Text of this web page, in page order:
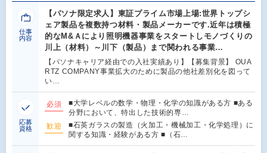
仕事
内容
【パソナ限定求人】東証プライム市場上場:世界トップシ
ェア製品を複数持つ材料・製品メーカーです.近年は積極
的なM&Ａにより照明機器事業をスタートしモノづくりの
川上（材料）～川下（製品）まで関われる事業…
【パソナキャリア経由での入社実績あり】【募集背景】 OUA
RTZ COMPANY事業拡大のために製品の他社差別化を図って
い…
応募
資格
必須
■大学レベルの数学・物理・化学の知識がある方 ■ある
分野において、特出した技術的専…
歓迎
■石英ガラスの製造（火加工・機械加工・化学処理）に
関する知識・経験がある方 ■（石…